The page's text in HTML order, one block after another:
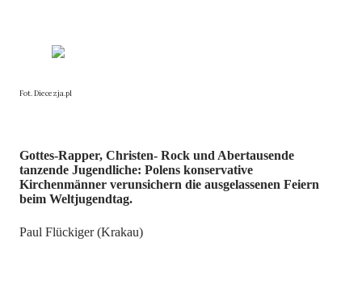
Fot. Diecezja.pl
Gottes-Rapper, Christen- Rock und Abertausende
tanzende Jugendliche: Polens konservative
Kirchenmänner verunsichern die ausgelassenen Feiern
beim Weltjugendtag.
Paul Flückiger (Krakau)